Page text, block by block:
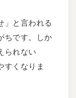
」と言われる
ちです。しか
られない
すくなりま